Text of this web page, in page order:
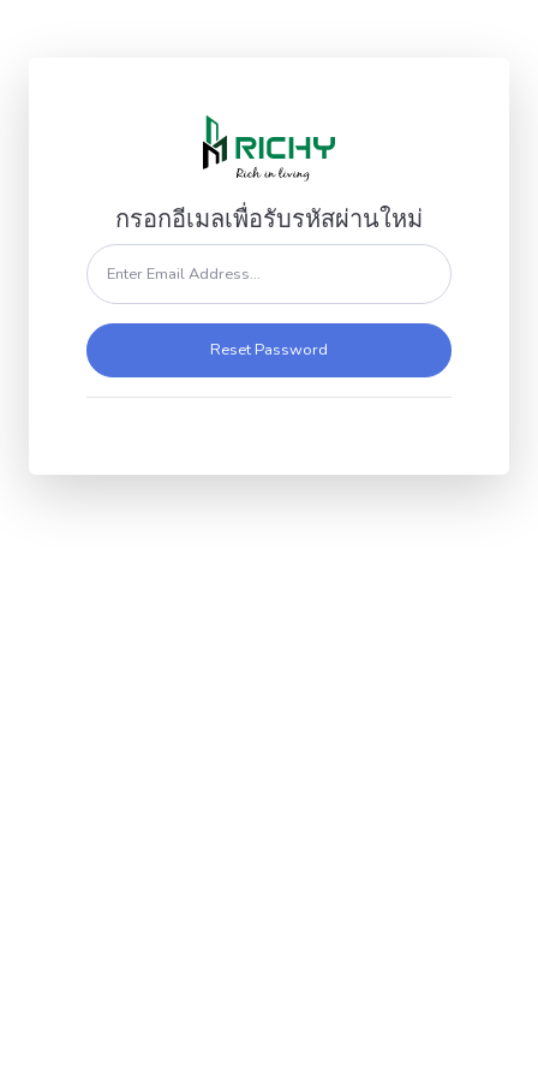
กรอกอีเมลเพื่อรับรหัสผ่านใหม่
Reset Password